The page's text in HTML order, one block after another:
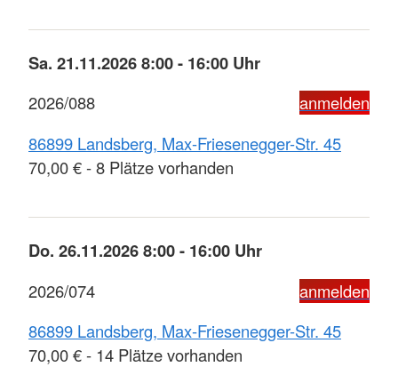
Sa. 21.11.2026 8:00 - 16:00 Uhr
2026/088
anmelden
86899 Landsberg, Max-Friesenegger-Str. 45
70,00 € - 8 Plätze vorhanden
Do. 26.11.2026 8:00 - 16:00 Uhr
2026/074
anmelden
86899 Landsberg, Max-Friesenegger-Str. 45
70,00 € - 14 Plätze vorhanden